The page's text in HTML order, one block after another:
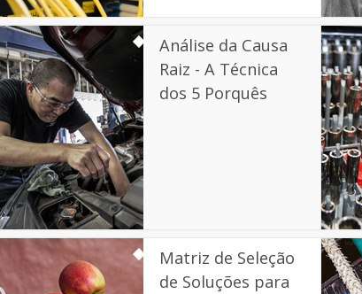
Análise da Causa
Raiz - A Técnica
dos 5 Porquês
Matriz de Seleção
de Soluções para